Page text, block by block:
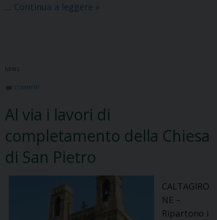
… Continua a leggere La
»
NEWS
COMMENT
Al via i lavori di
completamento della Chiesa
di San Pietro
CALTAGIRO
NE –
Ripartono i